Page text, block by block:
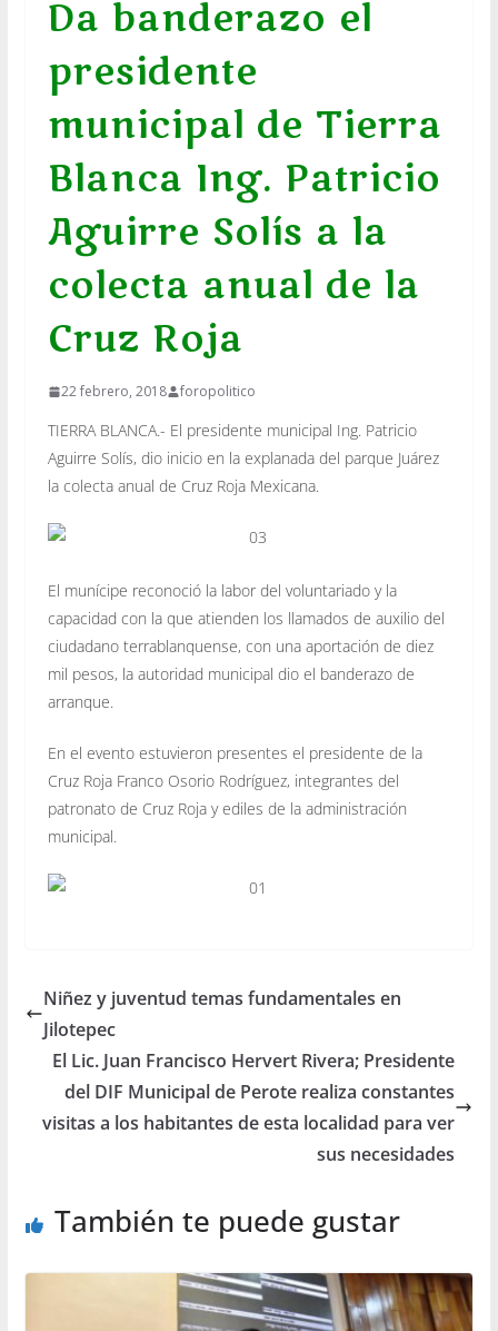
Da banderazo el
presidente
municipal de Tierra
Blanca Ing. Patricio
Aguirre Solís a la
colecta anual de la
Cruz Roja
22 febrero, 2018 foropolitico
TIERRA BLANCA.- El presidente municipal Ing. Patricio
Aguirre Solís, dio inicio en la explanada del parque Juárez
la colecta anual de Cruz Roja Mexicana.
El munícipe reconoció la labor del voluntariado y la
capacidad con la que atienden los llamados de auxilio del
ciudadano terrablanquense, con una aportación de diez
mil pesos, la autoridad municipal dio el banderazo de
arranque.
En el evento estuvieron presentes el presidente de la
Cruz Roja Franco Osorio Rodríguez, integrantes del
patronato de Cruz Roja y ediles de la administración
municipal.
Niñez y juventud temas fundamentales en
Jilotepec
El Lic. Juan Francisco Hervert Rivera; Presidente
del DIF Municipal de Perote realiza constantes
visitas a los habitantes de esta localidad para ver
sus necesidades
También te puede gustar